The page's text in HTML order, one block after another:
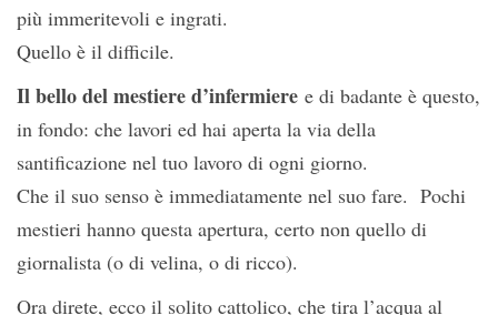
più immeritevoli e ingrati.
Quello è il difficile.
Il bello del mestiere d’infermiere e di badante è questo,
in fondo: che lavori ed hai aperta la via della
santificazione nel tuo lavoro di ogni giorno.
Che il suo senso è immediatamente nel suo fare. Pochi
mestieri hanno questa apertura, certo non quello di
giornalista (o di velina, o di ricco).
Ora direte, ecco il solito cattolico, che tira l’acqua al